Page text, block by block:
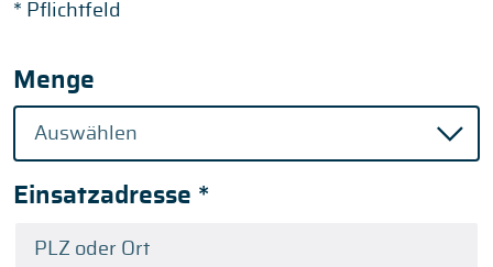
* Pflichtfeld
Menge
Einsatzadresse *